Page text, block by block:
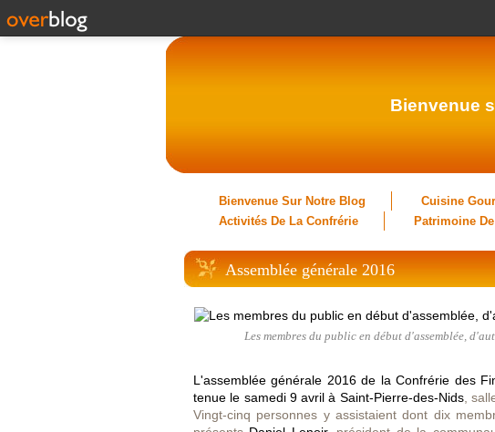
Bienvenue
Bienvenue Sur Notre Blog Cuisine
Activités De La Confrérie
Patrimoine
Assemblée générale 2016
Les membres du public en début d'assemblée,
L'assemblée générale 2016 de la Confrérie des
tenue le samedi 9 avril à Saint-Pierre-des-Nids,
Vingt-cinq personnes y assistaient dont dix